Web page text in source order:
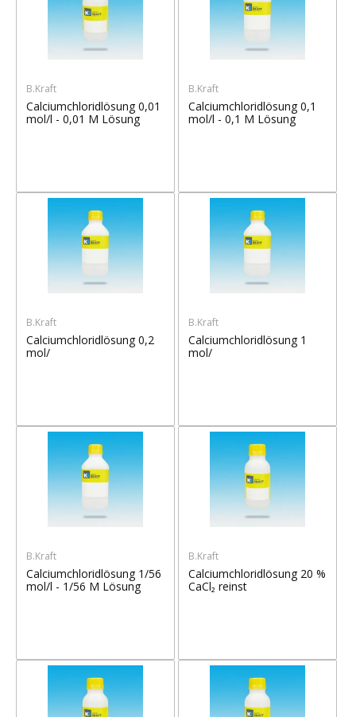
B.Kraft
Calciumchloridlösung 0,01
mol/l - 0,01 M Lösung
B.Kraft
Calciumchloridlösung 0,1
mol/l - 0,1 M Lösung
B.Kraft
Calciumchloridlösung 0,2
mol/
B.Kraft
Calciumchloridlösung 1
mol/
B.Kraft
Calciumchloridlösung 1/56
mol/l - 1/56 M Lösung
B.Kraft
Calciumchloridlösung 20 %
CaCl₂ reinst